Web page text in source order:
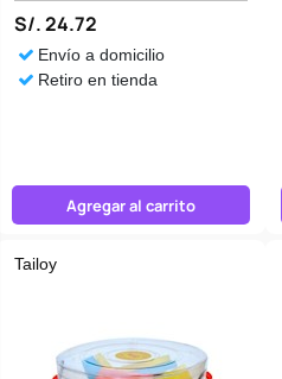
S/. 24.72
Envío a domicilio
Retiro en tienda
Agregar al carrito
Tailoy